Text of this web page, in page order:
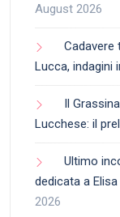
August 2026
Cadavere
Lucca, indagini
Il
Lucchese: il
Ultimo
dedicata a
2026